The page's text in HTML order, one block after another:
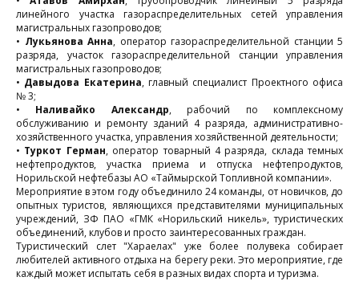
линейного участка газораспределительных сетей управления
магистральных газопроводов;
• Лукьянова Анна, оператор газораспределительной станции 5
разряда, участок газораспределительной станции управления
магистральных газопроводов;
• Давыдова Екатерина, главный специалист Проектного офиса
№ 3;
• Наливайко Александр, рабочий по комплексному
обслуживанию и ремонту зданий 4 разряда, административно-
хозяйственного участка, управления хозяйственной деятельности;
• Туркот Герман, оператор товарный 4 разряда, склада темных
нефтепродуктов, участка приема и отпуска нефтепродуктов,
Норильской нефтебазы АО «Таймырской Топливной компании».
Мероприятие в этом году объединило 24 команды, от новичков, до
опытных туристов, являющихся представителями муниципальных
учреждений, ЗФ ПАО «ГМК «Норильский никель», туристических
объединений, клубов и просто заинтересованных граждан.
Туристический слет "Хараелах" уже более полувека собирает
любителей активного отдыха на берегу реки. Это мероприятие, где
каждый может испытать себя в разных видах спорта и туризма.